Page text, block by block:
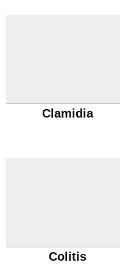
Clamidia
Colitis